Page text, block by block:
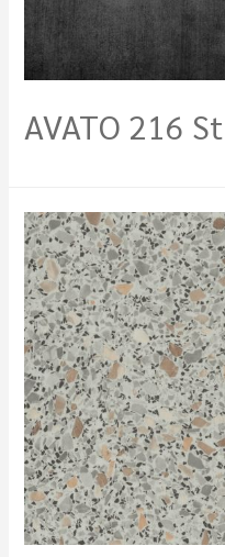
AVATO 216